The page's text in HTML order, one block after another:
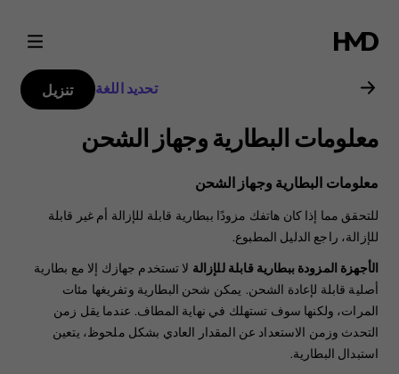
دليل
مستخدم
هاتف
Nokia
8.1
تحديد اللغة تنزيل
معلومات البطارية وجهاز الشحن
معلومات البطارية وجهاز الشحن
للتحقق مما إذا كان هاتفك مزودًا ببطارية قابلة للإزالة أم غير قابلة
للإزالة، راجع الدليل المطبوع.
الأجهزة المزودة ببطارية قابلة للإزالة لا تستخدم جهازك إلا مع بطارية
أصلية قابلة لإعادة الشحن. يمكن شحن البطارية وتفريغها مئات
المرات، ولكنها سوف تستهلك في نهاية المطاف. عندما يقل زمن
التحدث وزمن الاستعداد عن المقدار العادي بشكل ملحوظ، يتعين
استبدال البطارية.